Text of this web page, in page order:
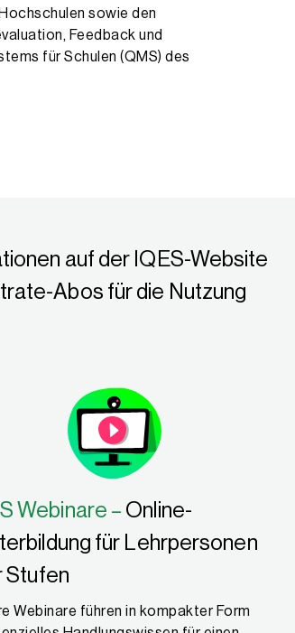
sowie den
Feedback und
für Schulen (QMS) des
auf der IQES-Website
Abos für die Nutzung
Webinare – Online-
für Lehrpersonen
Stufen
Webinare führen in kompakter Form